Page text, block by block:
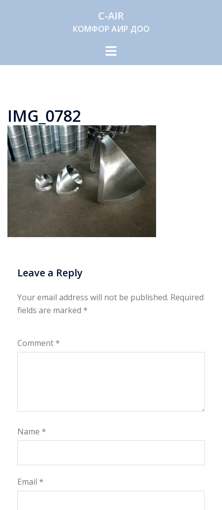
C-AIR
КОМФОР АИР ДОО
IMG_0782
Leave a Reply
Your email address will not be published. Required
fields are marked *
Comment*
Name *
Email *